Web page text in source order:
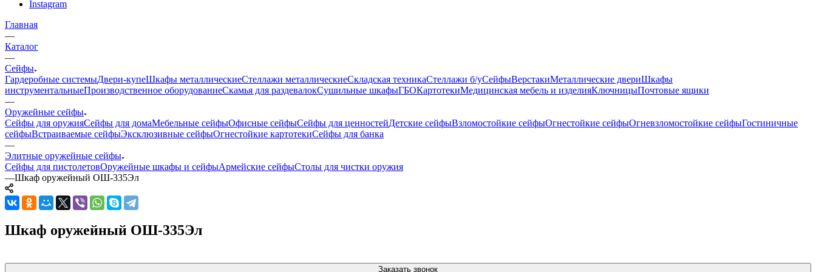
Instagram
Главная
—
Каталог
—
Сейфы
Гардеробные системыДвери-купеШкафы металлическиеСтеллажи металлическиеСкладская техникаСтеллажи б/уСейфыВерстакиМеталлические двериШкафы
инструментальныеПроизводственное оборудованиеСкамья для раздевалокСушильные шкафыГБОКартотекиМедицинская мебель и изделияКлючницыПочтовые ящики
—
Оружейные сейфы
Сейфы для оружияСейфы для домаМебельные сейфыОфисные сейфыСейфы для ценностейДетские сейфыВзломостойкие сейфыОгнестойкие сейфыОгневзломостойкие сейфыГостиничные
сейфыВстраиваемые сейфыЭксклюзивные сейфыОгнестойкие картотекиСейфы для банка
—
Элитные оружейные сейфы
Сейфы для пистолетовОружейные шкафы и сейфыАрмейские сейфыСтолы для чистки оружия
—Шкаф оружейный ОШ-335Эл
Шкаф оружейный ОШ-335Эл
Заказать звонок